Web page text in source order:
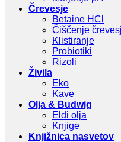
Črevesje
Betaine HCl
Čiščenje
Klistiranje
Probiotiki
Rizoli
Živila
Eko
Kave
Olja & Budwig
Eldi olja
Knjige
Knjižnica nasvetov